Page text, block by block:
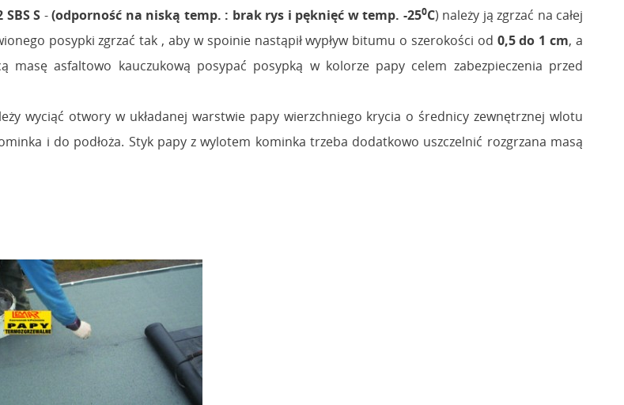
SBS S -(odporność na niską temp. : brak rys i pęknięć w temp. -250C) należy ją zgrzać na całej
posypki zgrzać tak , aby w spoinie nastąpił wypływ bitumu o szerokości od 0,5 do 1 cm, a
masę asfaltowo kauczukową posypać posypką w kolorze papy celem zabezpieczenia przed
wyciąć otwory w układanej warstwie papy wierzchniego krycia o średnicy zewnętrznej wlotu
i do podłoża. Styk papy z wylotem kominka trzeba dodatkowo uszczelnić rozgrzana masą